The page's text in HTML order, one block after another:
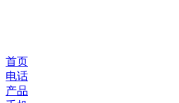
首页
电话
产品